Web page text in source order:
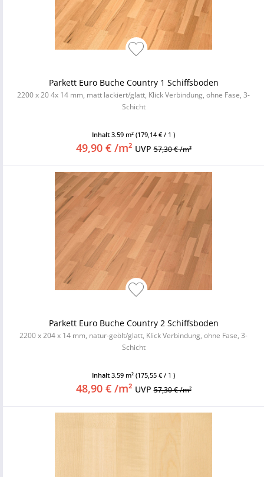
Parkett Euro Buche Country 1 Schiffsboden
2200 x 20 4x 14 mm, matt lackiert/glatt, Klick Verbindung, ohne Fase, 3-
Schicht
Inhalt 3.59 m² (179,14 € / 1 )
49,90 € /m² UVP57,30 € /m²
Parkett Euro Buche Country 2 Schiffsboden
2200 x 204 x 14 mm, natur-geölt/glatt, Klick Verbindung, ohne Fase, 3-
Schicht
Inhalt 3.59 m² (175,55 € / 1 )
48,90 € /m² UVP57,30 € /m²